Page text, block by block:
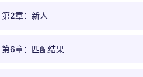
第2章：新人
第6章：匹配结果